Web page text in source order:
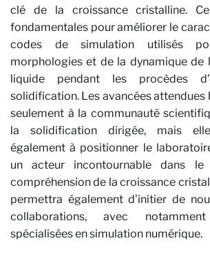
clé de la croissance cristalline.
fondamentales pour améliorer le
codes de simulation utilisés
morphologies et de la dynamique de
liquide pendant les procèdes
solidification. Les avancées
seulement à la communauté
la solidification dirigée, mais
également à positionner le
un acteur incontournable dans
compréhension de la croissance
permettra également d’initier de
collaborations, avec
spécialisées en simulation numérique.